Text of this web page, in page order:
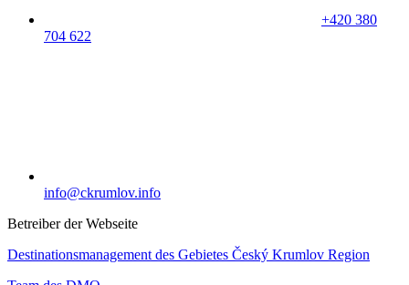
+420 380
704 622
info@ckrumlov.info
Betreiber der Webseite
Destinationsmanagement des Gebietes Český Krumlov Region